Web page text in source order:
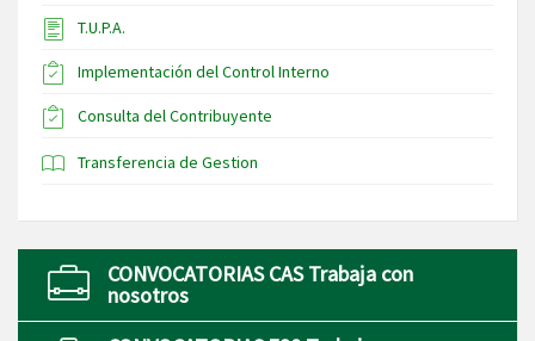
T.U.P.A.
Implementación del Control Interno
Consulta del Contribuyente
Transferencia de Gestion
CONVOCATORIAS CAS Trabaja con
nosotros